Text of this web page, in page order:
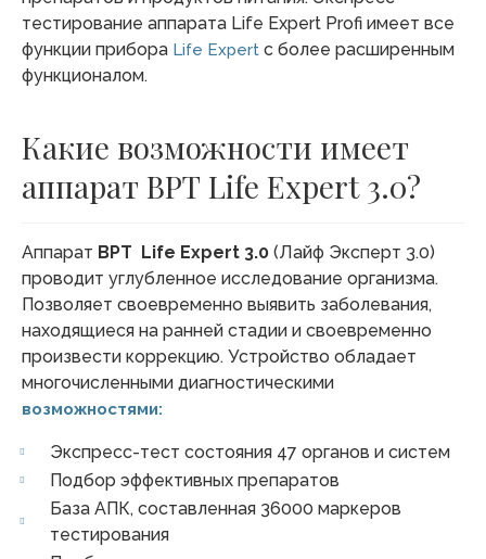
тестирование аппарата Life Expert Profi имеет все
функции прибора Life Expert с более расширенным
функционалом.
Какие возможности имеет
аппарат ВРТ Life Expert 3.0?
Аппарат ВРТ Life Expert 3.0 (Лайф Эксперт 3.0)
проводит углубленное исследование организма.
Позволяет своевременно выявить заболевания,
находящиеся на ранней стадии и своевременно
произвести коррекцию. Устройство обладает
многочисленными диагностическими
возможностями:
Экспресс-тест состояния 47 органов и систем
Подбор эффективных препаратов
База АПК, составленная 36000 маркеров
тестирования